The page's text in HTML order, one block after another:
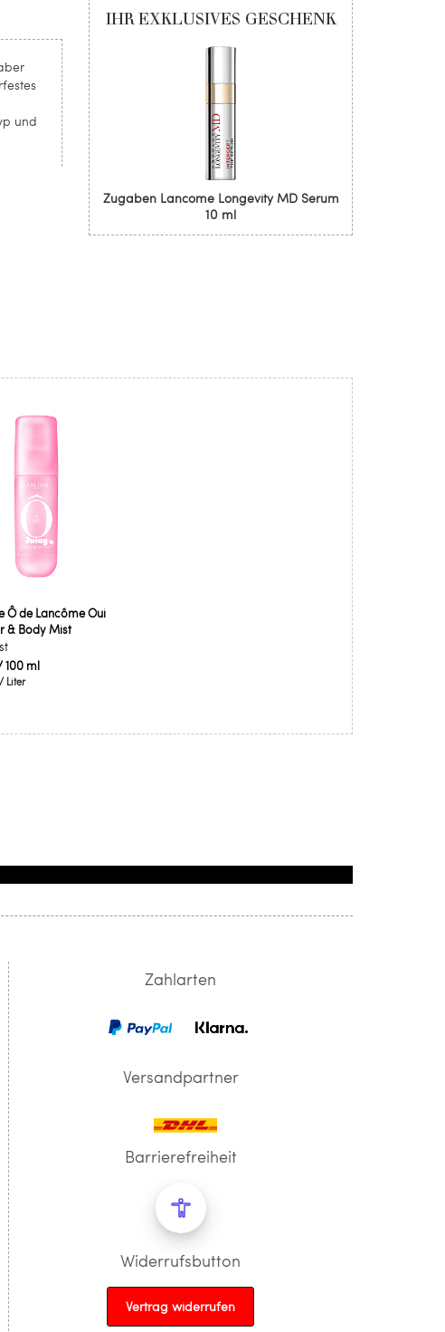
und
IHR EXKLUSIVES GESCHENK
Zugaben Lancome Longevity MD Serum
10 ml
Ô de Lancôme Oui
& Body Mist
100 ml
Liter
Zahlarten
Versandpartner
Barrierefreiheit
Widerrufsbutton
Vertrag widerrufen